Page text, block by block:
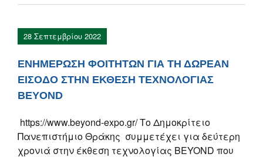
28 Σεπτεμβρίου 2022
ΕΝΗΜΕΡΩΣΗ ΦΟΙΤΗΤΩΝ ΓΙΑ ΤΗ ΔΩΡΕΑΝ
ΕΙΣΟΔΟ ΣΤΗΝ ΕΚΘΕΣΗ ΤΕΧΝΟΛΟΓΙΑΣ
BEYOND
https://www.beyond-expo.gr/ Το Δημοκρίτειο
Πανεπιστήμιο Θράκης συμμετέχει για δεύτερη
χρονιά στην έκθεση τεχνολογίας BEYOND που